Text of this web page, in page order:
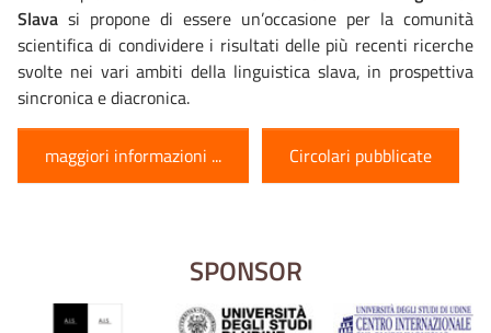
Slava si propone di essere un’occasione per la comunità
scientifica di condividere i risultati delle più recenti ricerche
svolte nei vari ambiti della linguistica slava, in prospettiva
sincronica e diacronica.
maggiori informazioni ... Circolari pubblicate
SPONSOR